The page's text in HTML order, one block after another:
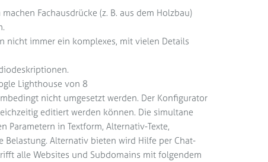
Fachausdrücke (z. B. aus dem Holzbau)
nicht immer ein komplexes, mit vielen Details
Lighthouse von 8
nicht umgesetzt werden. Der Konfigurator
editiert werden können. Die simultane
in Textform, Alternativ-Texte,
Belastung. Alternativ bieten wird Hilfe per Chat-
alle Websites und Subdomains mit folgendem